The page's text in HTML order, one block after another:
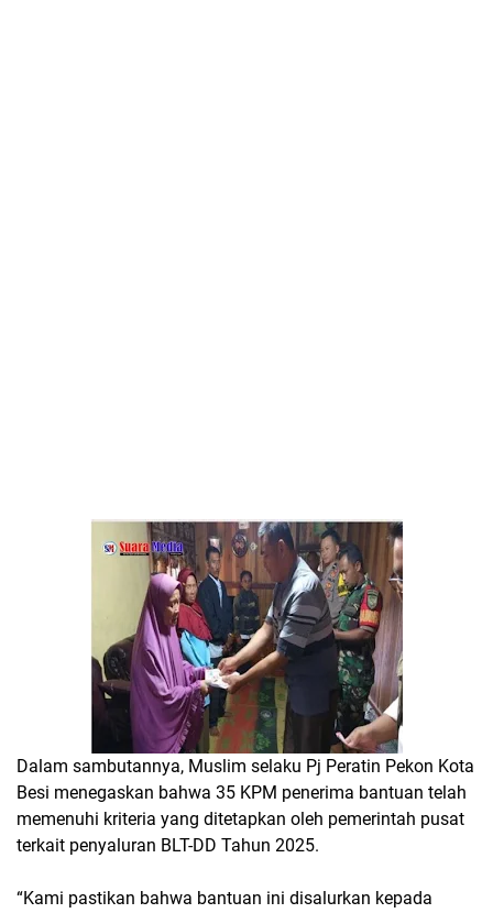
Dalam sambutannya, Muslim selaku Pj Peratin Pekon Kota
Besi menegaskan bahwa 35 KPM penerima bantuan telah
memenuhi kriteria yang ditetapkan oleh pemerintah pusat
terkait penyaluran BLT-DD Tahun 2025.
“Kami pastikan bahwa bantuan ini disalurkan kepada